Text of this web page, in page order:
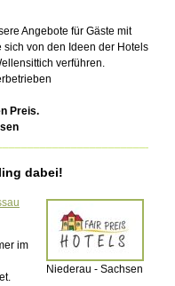
Angebote für Gäste mit
sich von den Ideen der Hotels
verführen.
Preis.
dabei!
Niederau - Sachsen
im